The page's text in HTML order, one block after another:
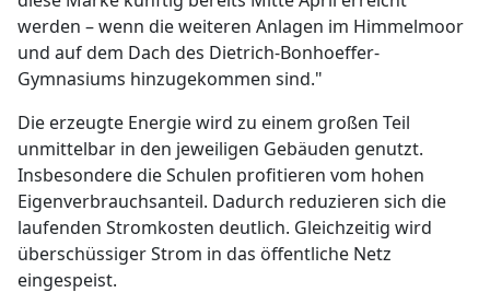
werden – wenn die weiteren Anlagen im Himmelmoor
und auf dem Dach des Dietrich-Bonhoeffer-
Gymnasiums hinzugekommen sind."
Die erzeugte Energie wird zu einem großen Teil
unmittelbar in den jeweiligen Gebäuden genutzt.
Insbesondere die Schulen profitieren vom hohen
Eigenverbrauchsanteil. Dadurch reduzieren sich die
laufenden Stromkosten deutlich. Gleichzeitig wird
überschüssiger Strom in das öffentliche Netz
eingespeist.